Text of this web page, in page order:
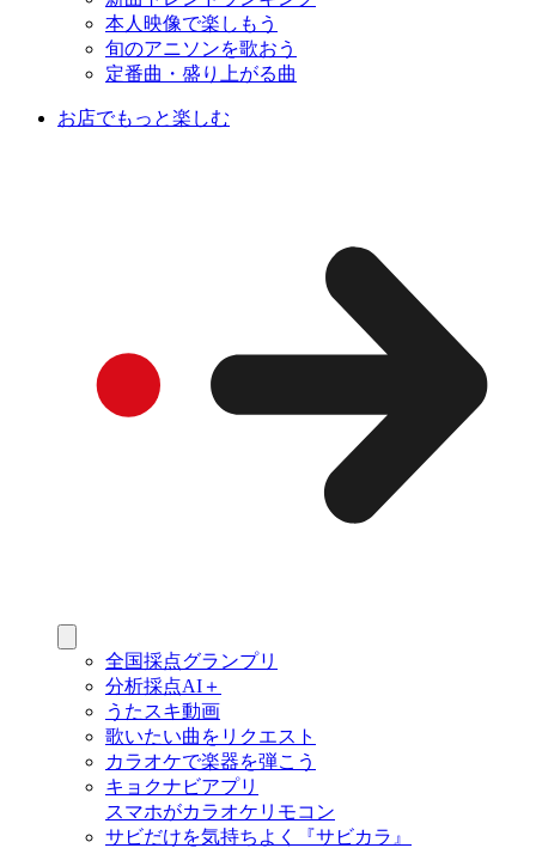
本人映像で楽しもう
旬のアニソンを歌おう
定番曲・盛り上がる曲
お店でもっと楽しむ
全国採点グランプリ
分析採点AI＋
うたスキ動画
歌いたい曲をリクエスト
カラオケで楽器を弾こう
キョクナビアプリ
スマホがカラオケリモコン
サビだけを気持ちよく『サビカラ』